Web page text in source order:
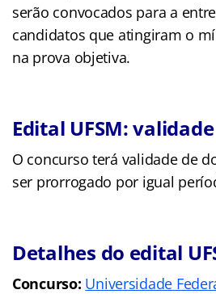
serão convocados para a
candidatos que atingiram o
na prova objetiva.
Edital UFSM: validade
O concurso terá validade de
ser prorrogado por igual
Detalhes do edital
Concurso: Universidade